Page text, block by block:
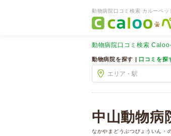
動物病院口コミ検索 カルーペッ
動物病院口コミ検索 Caloo
動物病院を探す | 口コミを探
中山動物病
なかやまどうぶつびょういん・